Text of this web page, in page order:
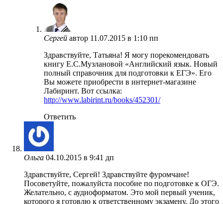
Сергей автор 11.07.2015 в 1:10 пп
Здравствуйте, Татьяна! Я могу порекомендовать
книгу Е.С.Музлановой «Английский язык. Новый
полный справочник для подготовки к ЕГЭ». Его
Вы можете приобрести в интернет-магазине
Лабиринт. Вот ссылка:
http://www.labirint.ru/books/452301/
Ответить
Ольга 04.10.2015 в 9:41 дп
Здравствуйте, Сергей! Здравствуйте фуромчане!
Посоветуйте, пожалуйста пособие по подготовке к ОГЭ.
Желательно, с аудиоформатом. Это мой первый ученик,
которого я готовлю к ответственному экзамену. До этого